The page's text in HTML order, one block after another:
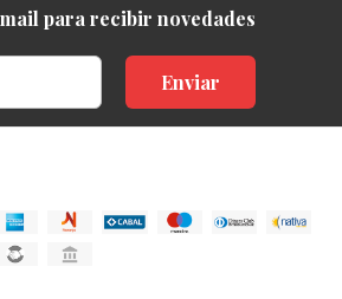
para recibir novedades
Enviar